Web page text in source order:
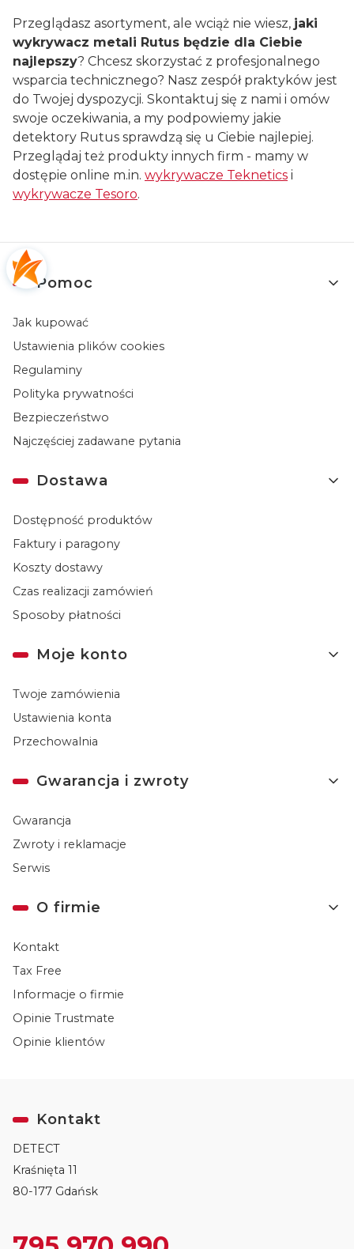
Przeglądasz asortyment, ale wciąż nie wiesz, jaki
wykrywacz metali Rutus będzie dla Ciebie
najlepszy? Chcesz skorzystać z profesjonalnego
wsparcia technicznego? Nasz zespół praktyków jest
do Twojej dyspozycji. Skontaktuj się z nami i omów
swoje oczekiwania, a my podpowiemy jakie
detektory Rutus sprawdzą się u Ciebie najlepiej.
Przeglądaj też produkty innych firm - mamy w
dostępie online m.in. wykrywacze Teknetics i
wykrywacze Tesoro.
Linki w stopce
Pomoc
Jak kupować
Ustawienia plików cookies
Regulaminy
Polityka prywatności
Bezpieczeństwo
Najczęściej zadawane pytania
Dostawa
Dostępność produktów
Faktury i paragony
Koszty dostawy
Czas realizacji zamówień
Sposoby płatności
Moje konto
Twoje zamówienia
Ustawienia konta
Przechowalnia
Gwarancja i zwroty
Gwarancja
Zwroty i reklamacje
Serwis
O firmie
Kontakt
Tax Free
Informacje o firmie
Opinie Trustmate
Opinie klientów
Kontakt
DETECT
Kraśnięta 11
80-177 Gdańsk